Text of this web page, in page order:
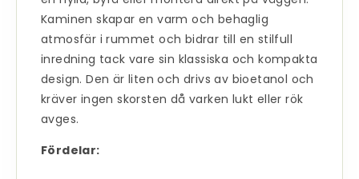
Kaminen skapar en varm och behaglig
atmosfär i rummet och bidrar till en stilfull
inredning tack vare sin klassiska och kompakta
design. Den är liten och drivs av bioetanol och
kräver ingen skorsten då varken lukt eller rök
avges.
Fördelar: